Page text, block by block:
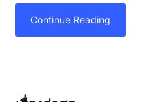
Continue Reading